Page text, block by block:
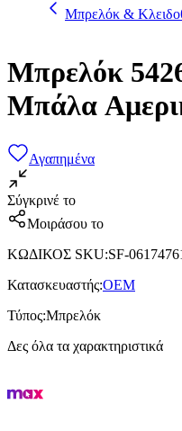
Μπρελόκ &
Μπρελόκ
Μπάλα
Αγαπημένα
Σύγκρινέ το
Μοιράσου το
ΚΩΔΙΚΟΣ SKU:SF-
Κατασκευαστής:OEM
Τύπος:Μπρελόκ
Δες όλα τα χαρακτηριστικά